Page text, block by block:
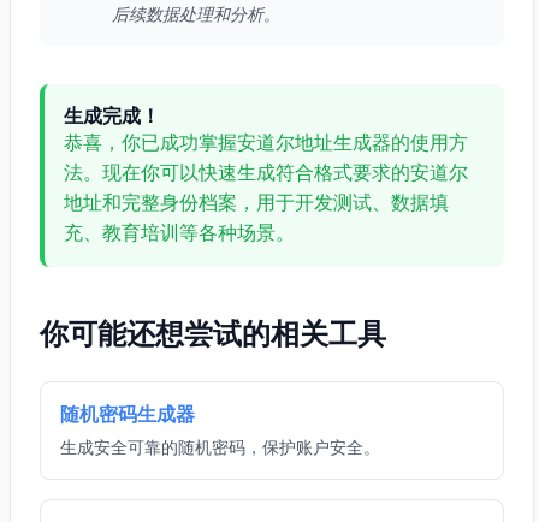
后续数据处理和分析。
生成完成！
恭喜，你已成功掌握安道尔地址生成器的使用方
法。现在你可以快速生成符合格式要求的安道尔
地址和完整身份档案，用于开发测试、数据填
充、教育培训等各种场景。
你可能还想尝试的相关工具
随机密码生成器
生成安全可靠的随机密码，保护账户安全。